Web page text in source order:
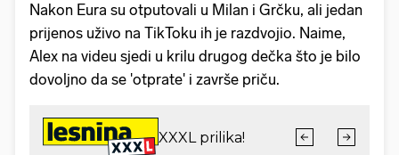
Nakon Eura su otputovali u Milan i Grčku, ali jedan
prijenos uživo na TikToku ih je razdvojio. Naime,
Alex na videu sjedi u krilu drugog dečka što je bilo
dovoljno da se 'otprate' i završe priču.